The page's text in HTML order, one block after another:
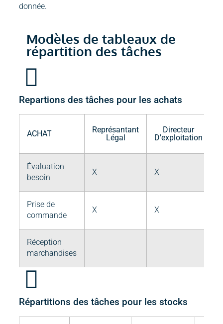
donnée.
Modèles de tableaux de
répartition des tâches
Repartions des tâches pour les achats
ACHAT
Représantant
Légal
Directeur
D'exploitation
Évaluation
besoin
X X
Prise de
commande
X X
Réception
marchandises
Répartitions des tâches pour les stocks